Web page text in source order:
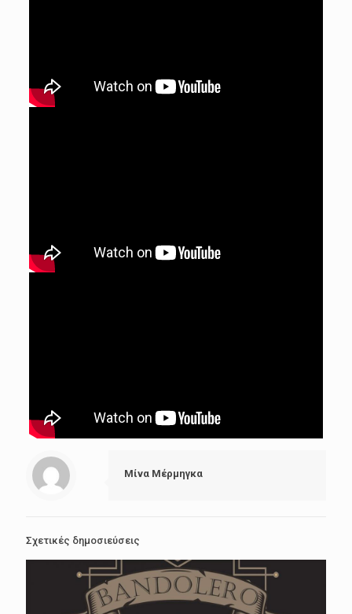
Μίνα Μέρμηγκα
Σχετικές δημοσιεύσεις